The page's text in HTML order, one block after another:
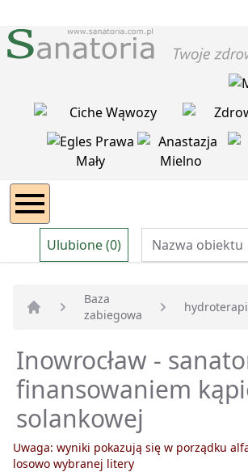
Ulubione (0)
Strona główna
Baza
zabiegowa
Inowrocław -
finansowaniem
solankowej
Uwaga: wyniki pokazują się w porządku
losowo wybranej litery